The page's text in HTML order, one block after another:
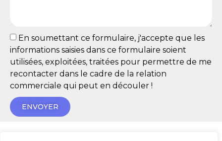
En soumettant ce formulaire, j'accepte que les
informations saisies dans ce formulaire soient
utilisées, exploitées, traitées pour permettre de me
recontacter dans le cadre de la relation
commerciale qui peut en découler !
ENVOYER